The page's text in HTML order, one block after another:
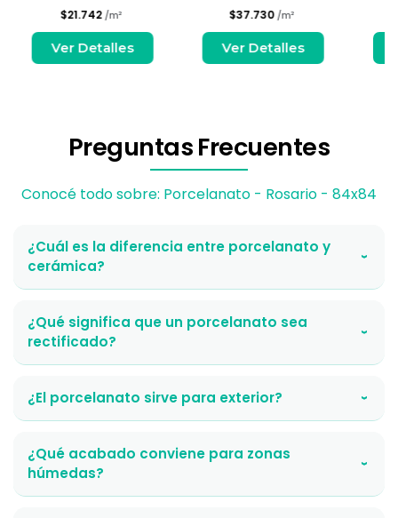
$21.742/m²
Ver Detalles
$37.730/m²
Ver Detalles
Preguntas Frecuentes
Conocé todo sobre: Porcelanato - Rosario - 84x84
¿Cuál es la diferencia entre porcelanato y
cerámica?
›
¿Qué significa que un porcelanato sea
rectificado?
›
¿El porcelanato sirve para exterior? ›
¿Qué acabado conviene para zonas
húmedas?
›